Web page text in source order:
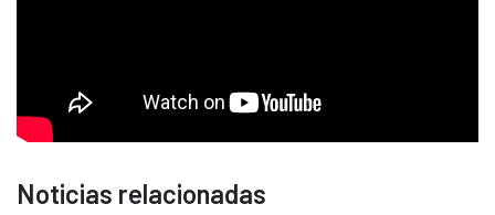
Noticias relacionadas